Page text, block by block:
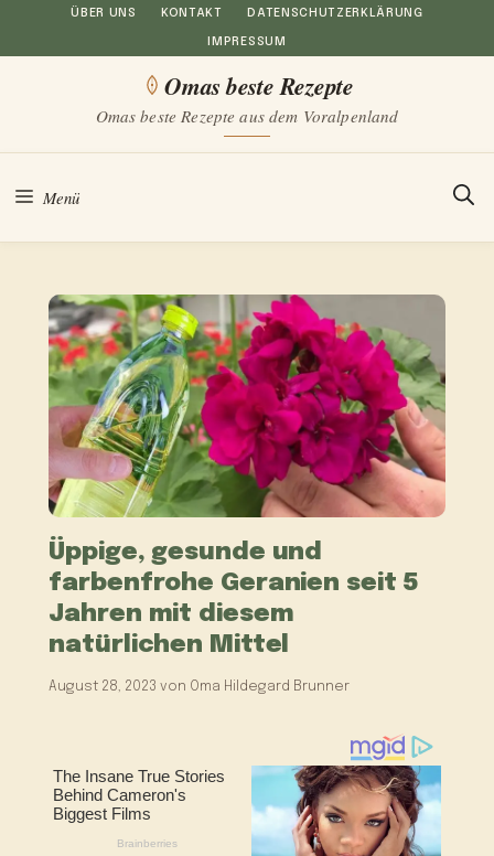
Inhalt
ÜBER UNS KONTAKT DATENSCHUTZERKLÄRUNG
IMPRESSUM
Omas beste Rezepte
Omas beste Rezepte aus dem Voralpenland
Menü
Üppige, gesunde und
farbenfrohe Geranien seit 5
Jahren mit diesem
natürlichen Mittel
August 28, 2023 von Oma Hildegard Brunner